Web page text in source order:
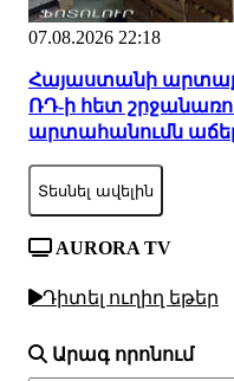
07.08.2026 22:18
Հայաստանի
ՌԴ-ի հետ
արտահանումն աճել
Տեսնել ավելին
AURORA TV
Դիտել ուղիղ եթեր
Արագ որոնում